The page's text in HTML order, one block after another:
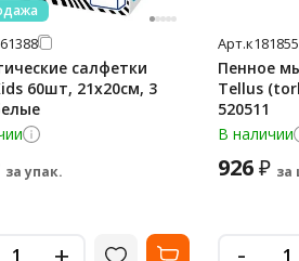
салфетки
60шт, 21х20см, 3
за упак.
Арт.
Пенное
Tellus
520511
В наличии
926₽ за
-